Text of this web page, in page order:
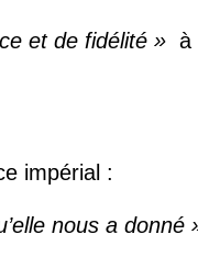
et de fidélité » à
impérial :
nous a donné